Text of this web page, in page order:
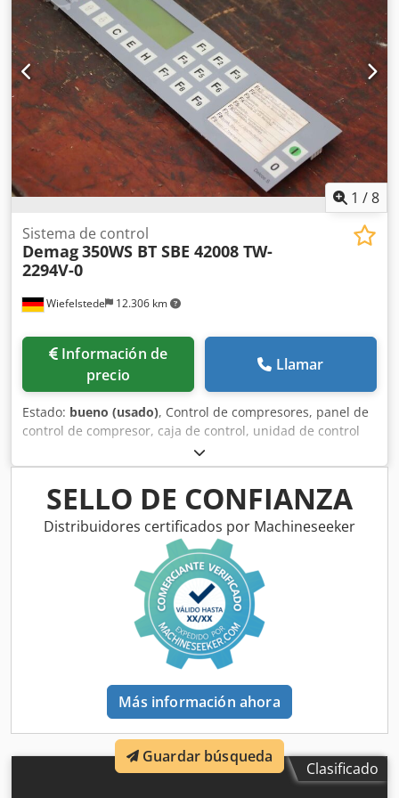
1 /8
Wiefelstede 12.306 km
Sistema de control
Demag350WS BT SBE 42008 TW-
2294V-0
Información de
precio
Llamar
Estado: bueno (usado), Control de compresores, panel de
control de compresor, caja de control, unidad de control
Dedpowxaqtefx Aqqskr - Fabricante: Demag, control de
compresor de compresor de tornillo tipo 350WS - Módulo:
BT SBE 42008 TW-2294V-0 - Componentes individuales: ver
fotos - Dimensiones: 395/105/Alto25 mm - Peso: 0,3 kg
SELLO DE CONFIANZA
Distribuidores certificados por Machineseeker
Más información ahora
Clasificado
Guardar búsqueda